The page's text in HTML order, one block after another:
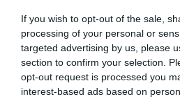
If you wish to opt-out of the sale,
processing of your personal or
targeted advertising by us, please
section to confirm your selection.
opt-out request is processed you
interest-based ads based on
22:22
Saját életét is kockára tette a
megállítsa a tüzet
20:20
Második világháborús MG-42
Dunából - a rendőrség lefoglalta
18:19
A Miniszterelnökség felmondta
keretszerződését